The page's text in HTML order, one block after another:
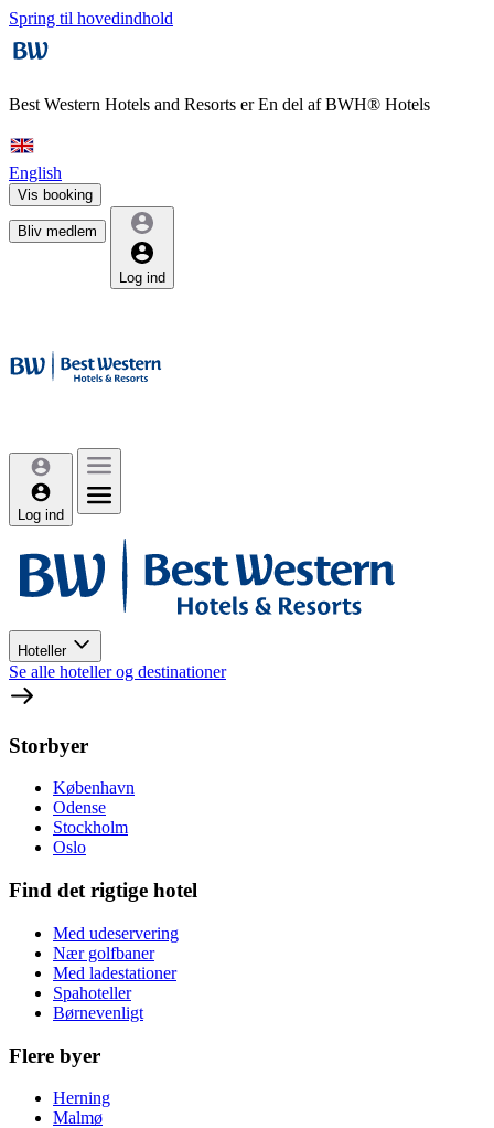
Spring til hovedindhold
Best Western Hotels and Resorts erEn del af BWH® Hotels
English
Vis booking
Bliv medlem
Log ind
Log ind
Hoteller
Se alle hoteller og destinationer
Storbyer
København
Odense
Stockholm
Oslo
Find det rigtige hotel
Med udeservering
Nær golfbaner
Med ladestationer
Spahoteller
Børnevenligt
Flere byer
Herning
Malmø